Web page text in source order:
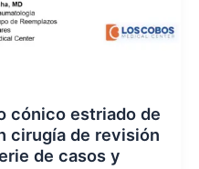
cónico estriado de
cirugía de revisión
de casos y